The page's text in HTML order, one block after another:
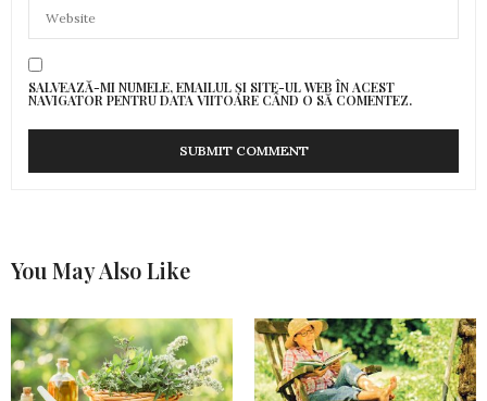
SALVEAZĂ-MI NUMELE, EMAILUL ȘI SITE-UL WEB ÎN ACEST
NAVIGATOR PENTRU DATA VIITOARE CÂND O SĂ COMENTEZ.
You May Also Like